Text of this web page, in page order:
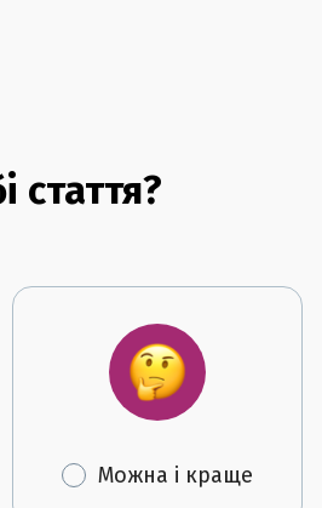
стаття?
Можна і краще